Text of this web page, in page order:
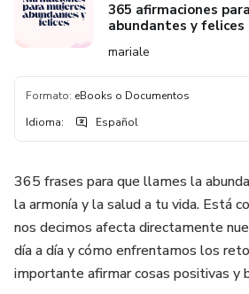
365 afirmaciones
abundantes y felices
mariale
Formato: eBooks o Documentos
Idioma: Español
365 frases para que llames la
la armonía y la salud a tu vida. Está
nos decimos afecta directamente
día a día y cómo enfrentamos los
importante afirmar cosas positivas y